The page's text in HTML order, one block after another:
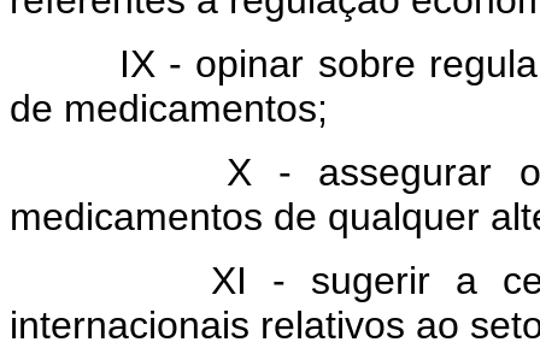
IX - opinar sobre
de medicamentos;
X - assegurar o
medicamentos de qualquer
XI - sugerir a
internacionais relativos ao